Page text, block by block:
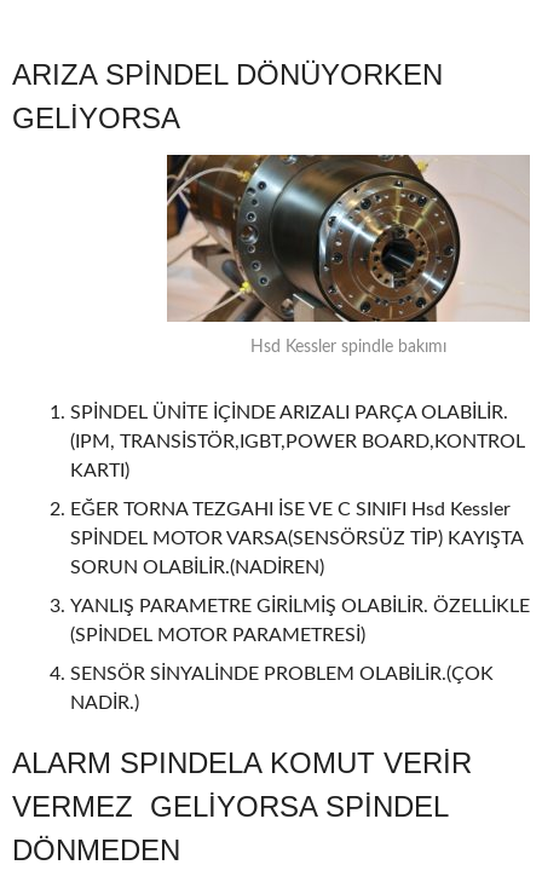
ARIZA SPİNDEL DÖNÜYORKEN
GELİYORSA
Hsd Kessler spindle bakımı
SPİNDEL ÜNİTE İÇİNDE ARIZALI PARÇA OLABİLİR.
(IPM, TRANSİSTÖR,IGBT,POWER BOARD,KONTROL
KARTI)
EĞER TORNA TEZGAHI İSE VE C SINIFI Hsd Kessler
SPİNDEL MOTOR VARSA(SENSÖRSÜZ TİP) KAYIŞTA
SORUN OLABİLİR.(NADİREN)
YANLIŞ PARAMETRE GİRİLMİŞ OLABİLİR. ÖZELLİKLE
(SPİNDEL MOTOR PARAMETRESİ)
SENSÖR SİNYALİNDE PROBLEM OLABİLİR.(ÇOK
NADİR.)
ALARM SPINDELA KOMUT VERİR
VERMEZ GELİYORSA SPİNDEL
DÖNMEDEN